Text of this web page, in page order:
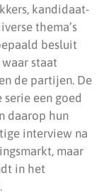
kandidaat-
thema’s
besluit
staat
de partijen. De
een goed
daarop hun
interview na
maar
in het